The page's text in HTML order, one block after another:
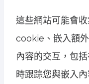
這些網站可能會
cookie、嵌入額
內容的交互，包
時跟踪您與嵌入內